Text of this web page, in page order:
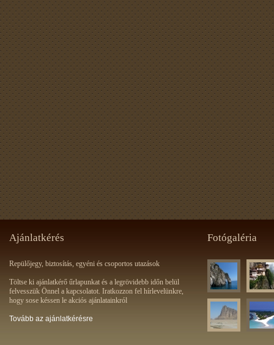
Ajánlatkérés Fotógaléria
Repülőjegy, biztosítás, egyéni és csoportos utazások
Töltse ki ajánlatkérő űrlapunkat és a legrövidebb időn belül
felvesszük Önnel a kapcsolatot. Iratkozzon fel hírlevelünkre,
hogy sose késsen le akciós ajánlatainkról
Tovább az ajánlatkérésre